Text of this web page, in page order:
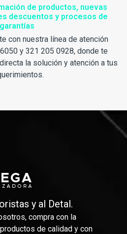
de productos, nuevas
descuentos y procesos de
garantías
con nuestra línea de atención
y 321 205 0928, donde te
la solución y atención a tus
y al Detal.
compra con la
de calidad y con